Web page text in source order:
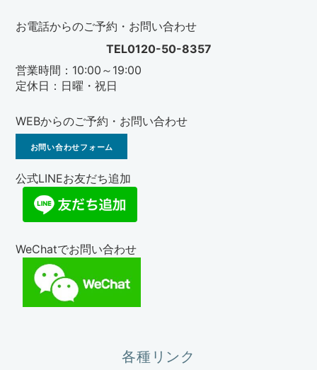
お電話からのご予約・お問い合わせ
TEL0120-50-8357
営業時間：10:00～19:00
定休日：日曜・祝日
WEBからのご予約・お問い合わせ
お問い合わせフォーム
公式LINEお友だち追加
WeChatでお問い合わせ
各種リンク